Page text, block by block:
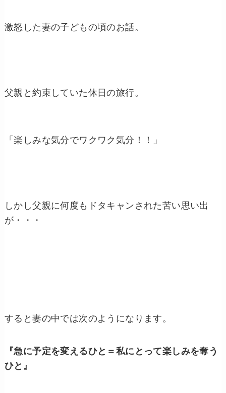
激怒した妻の子どもの頃のお話。
父親と約束していた休日の旅行。
「楽しみな気分でワクワク気分！！」
しかし父親に何度もドタキャンされた苦い思い出
が・・・
すると妻の中では次のようになります。
『急に予定を変えるひと＝私にとって楽しみを奪う
ひと』